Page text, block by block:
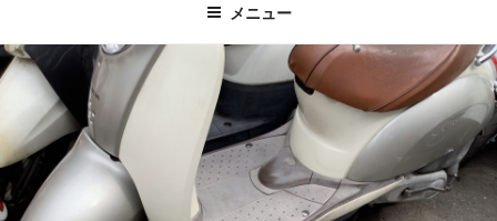
キ
ッ
分は粗大ごみ処分、廃品回収も対応の
YMエコ福山営業所へ。
メニュー